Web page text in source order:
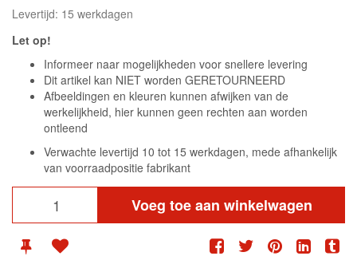
Levertijd: 15 werkdagen
Let op!
Informeer naar mogelijkheden voor snellere levering
Dit artikel kan NIET worden GERETOURNEERD
Afbeeldingen en kleuren kunnen afwijken van de
werkelijkheid, hier kunnen geen rechten aan worden
ontleend
Verwachte levertijd 10 tot 15 werkdagen, mede afhankelijk
van voorraadpositie fabrikant
Voeg toe aan winkelwagen